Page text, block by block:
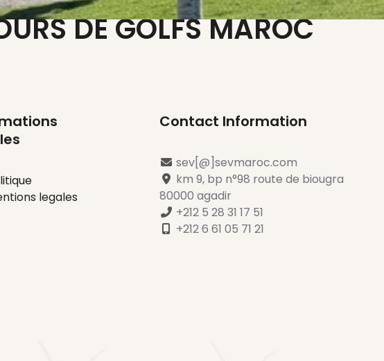
DE GOLFS MAROC
sur Sev Maroc
legales
Contact Information
sev[@]sevmaroc.com
km 9, bp n°98 route de biougra
80000 agadir
+212 5 28 31 17 51
+212 6 61 05 71 21